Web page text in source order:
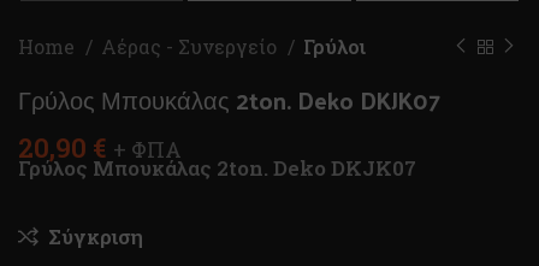
Home Αέρας - Συνεργείο Γρύλοι
Γρύλος Μπουκάλας 2ton. Deko DKJK07
20,90 € + ΦΠΑ
Γρύλος Μπουκάλας 2ton. Deko DKJK07
Σύγκριση